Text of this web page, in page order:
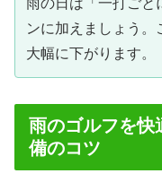
雨の日は「一打ごと
ンに加えましょう
大幅に下がります。
雨のゴルフを快
備のコツ